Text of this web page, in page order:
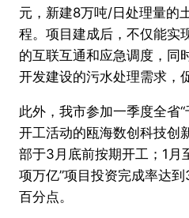
元，新建8万吨/日处理量的
程。项目建成后，不仅能实
的互联互通和应急调度，同
开发建设的污水处理需求，
此外，我市参加一季度全省
开工活动的瓯海数创科技创
部于3月底前按期开工；1月
项万亿”项目投资完成率达
百分点。